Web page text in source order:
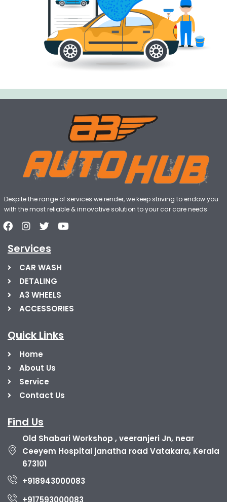
Despite the range of services we render, we keep striving to endow you
with the most reliable & innovative solution to your car care needs
Services
CAR WASH
DETALING
A3 WHEELS
ACCESSORIES
Quick Links
Home
About Us
Service
Contact Us
Find Us
Old Shabari Workshop , veeranjeri Jn, near
Ceeyem Hospital janatha road Vatakara, Kerala
673101
+918943000083
+917593000083